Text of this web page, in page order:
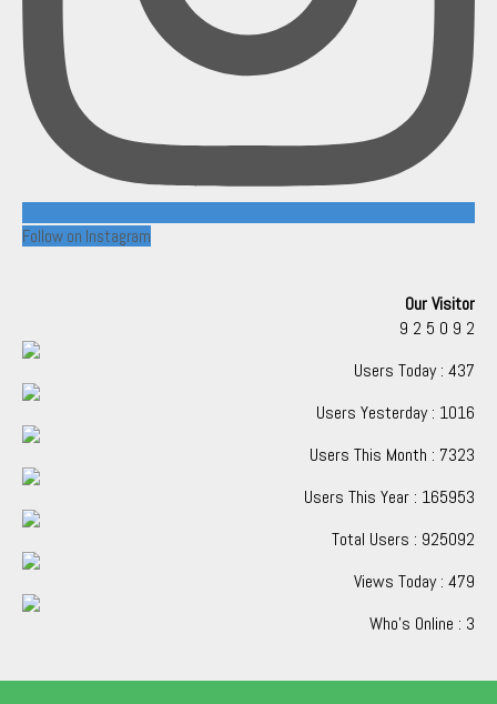
Follow on Instagram
Our Visitor
9 2 5 0 9 2
Users Today : 437
Users Yesterday : 1016
Users This Month : 7323
Users This Year : 165953
Total Users : 925092
Views Today : 479
Who's Online : 3